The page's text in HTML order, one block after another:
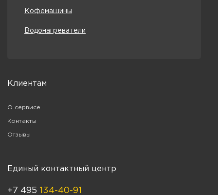
Кофемашины
Водонагреватели
Клиентам
О сервисе
Контакты
Отзывы
Единый контактный центр
+7 495 134-40-91